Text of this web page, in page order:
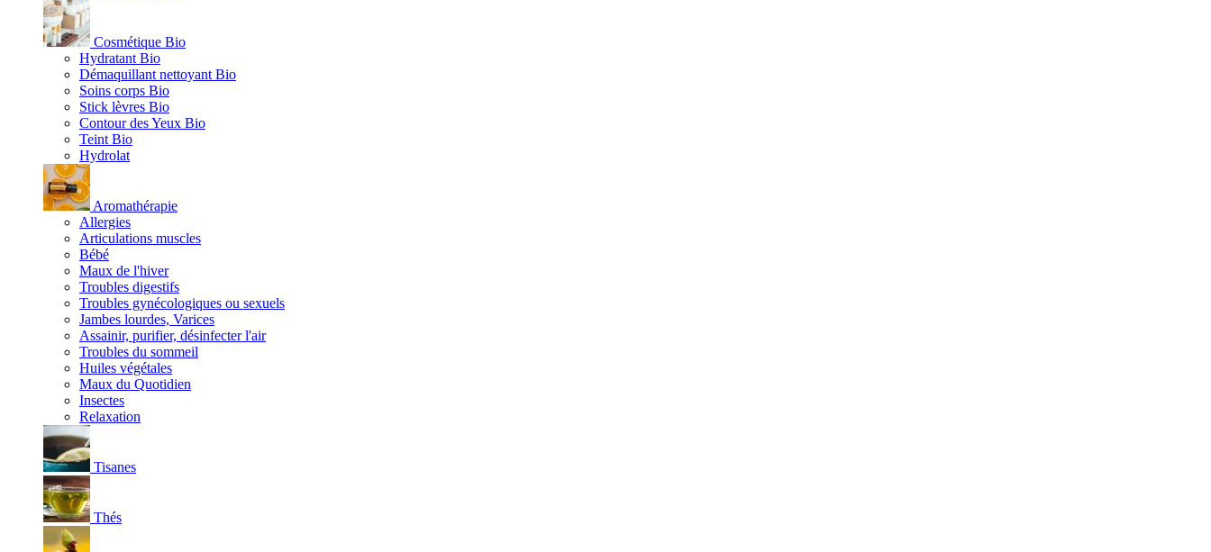
Cosmétique Bio
Hydratant Bio
Démaquillant nettoyant Bio
Soins corps Bio
Stick lèvres Bio
Contour des Yeux Bio
Teint Bio
Hydrolat
Aromathérapie
Allergies
Articulations muscles
Bébé
Maux de l'hiver
Troubles digestifs
Troubles gynécologiques ou sexuels
Jambes lourdes, Varices
Assainir, purifier, désinfecter l'air
Troubles du sommeil
Huiles végétales
Maux du Quotidien
Insectes
Relaxation
Tisanes
Thés